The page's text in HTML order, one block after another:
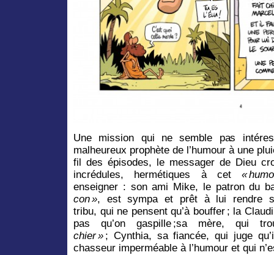
Une mission qui ne semble pas
malheureux prophète de l’humour à une
fil des épisodes, le messager de Dieu
incrédules, hermétiques à cet«
enseigner : son ami Mike, le patron du
con », est sympa et prêt à lui rendre
tribu, qui ne pensent qu’à bouffer ; la
pas qu’on gaspille ;sa mère, qui
chier » ; Cynthia, sa fiancée, qui juge
chasseur imperméable à l’humour et qui